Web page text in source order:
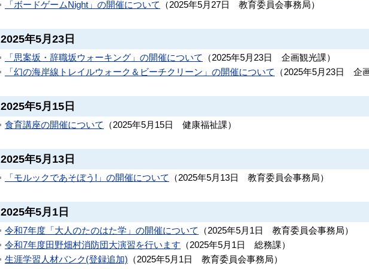
「ボードゲームNight」の開催について （2025年5月27日 教育委員会事務局）
2025年5月23日
「思案坂・辞職坂ウォーキング」の開催について （2025年5月23日 企画観光課）
「幻の海岸線トレイルウォーク＆ビーチクリーン」の開催について
（2025年5月23日 企
2025年5月15日
食育講座の開催について （2025年5月15日 健康福祉課）
2025年5月13日
「モルックであそぼう!」の開催について （2025年5月13日 教育委員会事務局）
2025年5月1日
令和7年度「大人のたのはた学」の開催について （2025年5月1日 教育委員会事務局）
令和7年度田野畑村消防団大演習を行います （2025年5月1日 総務課）
生涯学習人材バンク(登録追加) （2025年5月1日 教育委員会事務局）